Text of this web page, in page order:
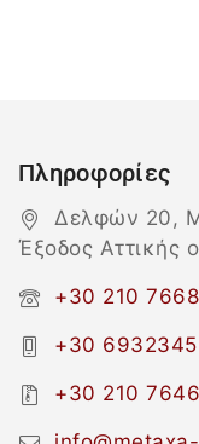
Πληροφορίες
Δελφών 20,
Έξοδος Αττικής
+30 210
+30
+30 210